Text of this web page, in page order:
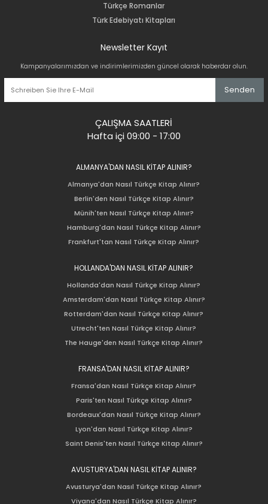
Türkçe Romanlar
Türk Edebiyatı Kitapları
Newsletter Kayıt
Kampanyalarımızdan ve indirimlerimizden güncel olarak haberdar olun.
Senden
ÇALIŞMA SAATLERİ
Hafta içi 09:00 - 17:00
ALMANYA'DAN NASIL KİTAP ALINIR?
Almanya'dan Nasıl Türkçe Kitap Alınır?
Berlin'den Nasıl Türkçe Kitap Alınır?
Münih'ten Nasıl Türkçe Kitap Alınır?
Hamburg'dan Nasıl Türkçe Kitap Alınır?
Frankfurt'tan Nasıl Türkçe Kitap Alınır?
HOLLANDA'DAN NASIL KİTAP ALINIR?
Hollanda'dan Nasıl Türkçe Kitap Alınır?
Amsterdam'dan Nasıl Türkçe Kitap Alınır?
Rotterdam'dan Nasıl Türkçe Kitap Alınır?
Utrecht'ten Nasıl Türkçe Kitap Alınır?
The Hauge'den Nasıl Türkçe Kitap Alınır?
FRANSA'DAN NASIL KİTAP ALINIR?
Fransa'dan Nasıl Türkçe Kitap Alınır?
Paris'ten Nasıl Türkçe Kitap Alınır?
Bordeaux'dan Nasıl Türkçe Kitap Alınır?
Lyon'dan Nasıl Türkçe Kitap Alınır?
Saint Denis'ten Nasıl Türkçe Kitap Alınır?
AVUSTURYA'DAN NASIL KİTAP ALINIR?
Avusturya'dan Nasıl Türkçe Kitap Alınır?
Viyana'dan Nasıl Türkçe Kitap Alınır?